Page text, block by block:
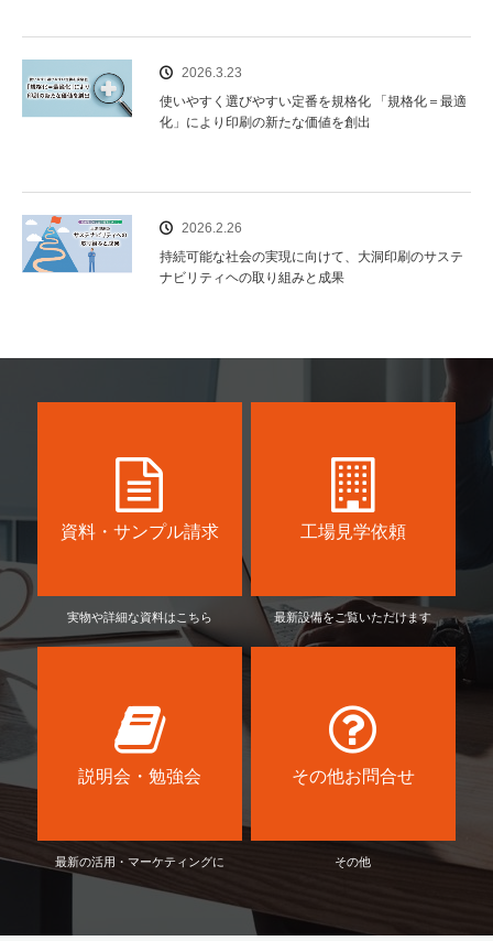
2026.3.23
使いやすく選びやすい定番を規格化 「規格化＝最適
化」により印刷の新たな価値を創出
2026.2.26
持続可能な社会の実現に向けて、大洞印刷のサステ
ナビリティヘの取り組みと成果
資料・サンプル請求
実物や詳細な資料はこちら
工場見学依頼
最新設備をご覧いただけます
説明会・勉強会
最新の活用・マーケティングに
その他お問合せ
その他